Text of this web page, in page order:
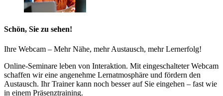
Schön, Sie zu sehen!
Ihre Webcam – Mehr Nähe, mehr Austausch, mehr Lernerfolg!
Online-Seminare leben von Interaktion. Mit eingeschalteter Webcam
schaffen wir eine angenehme Lernatmosphäre und fördern den
Austausch. Ihr Trainer kann noch besser auf Sie eingehen – fast wie
in einem Präsenztraining.